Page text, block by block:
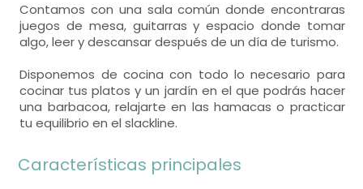
Contamos con una sala común donde encontraras
juegos de mesa, guitarras y espacio donde tomar
algo, leer y descansar después de un día de turismo.
Disponemos de cocina con todo lo necesario para
cocinar tus platos y un jardín en el que podrás hacer
una barbacoa, relajarte en las hamacas o practicar
tu equilibrio en el slackline.
Características principales